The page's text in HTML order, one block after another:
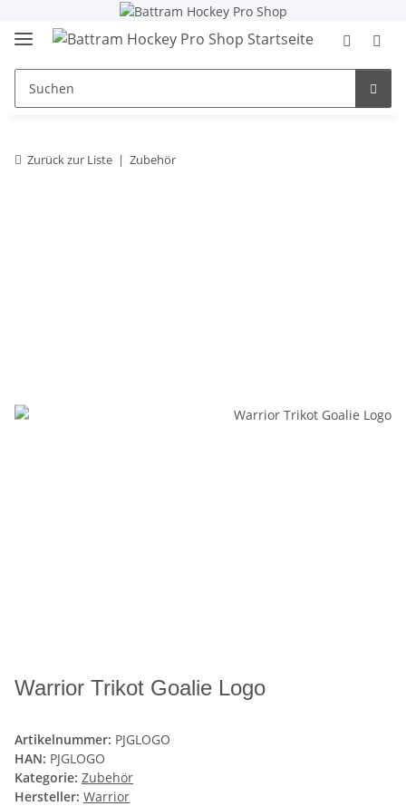
Zurück zur Liste Zubehör
Warrior Trikot Goalie Logo
Artikelnummer: PJGLOGO
HAN: PJGLOGO
Kategorie: Zubehör
Hersteller: Warrior